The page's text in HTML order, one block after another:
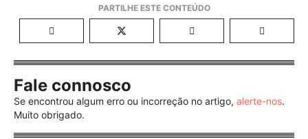
Fale connosco
Se encontrou algum erro ou incorreção no artigo, alerte-nos.
Muito obrigado.